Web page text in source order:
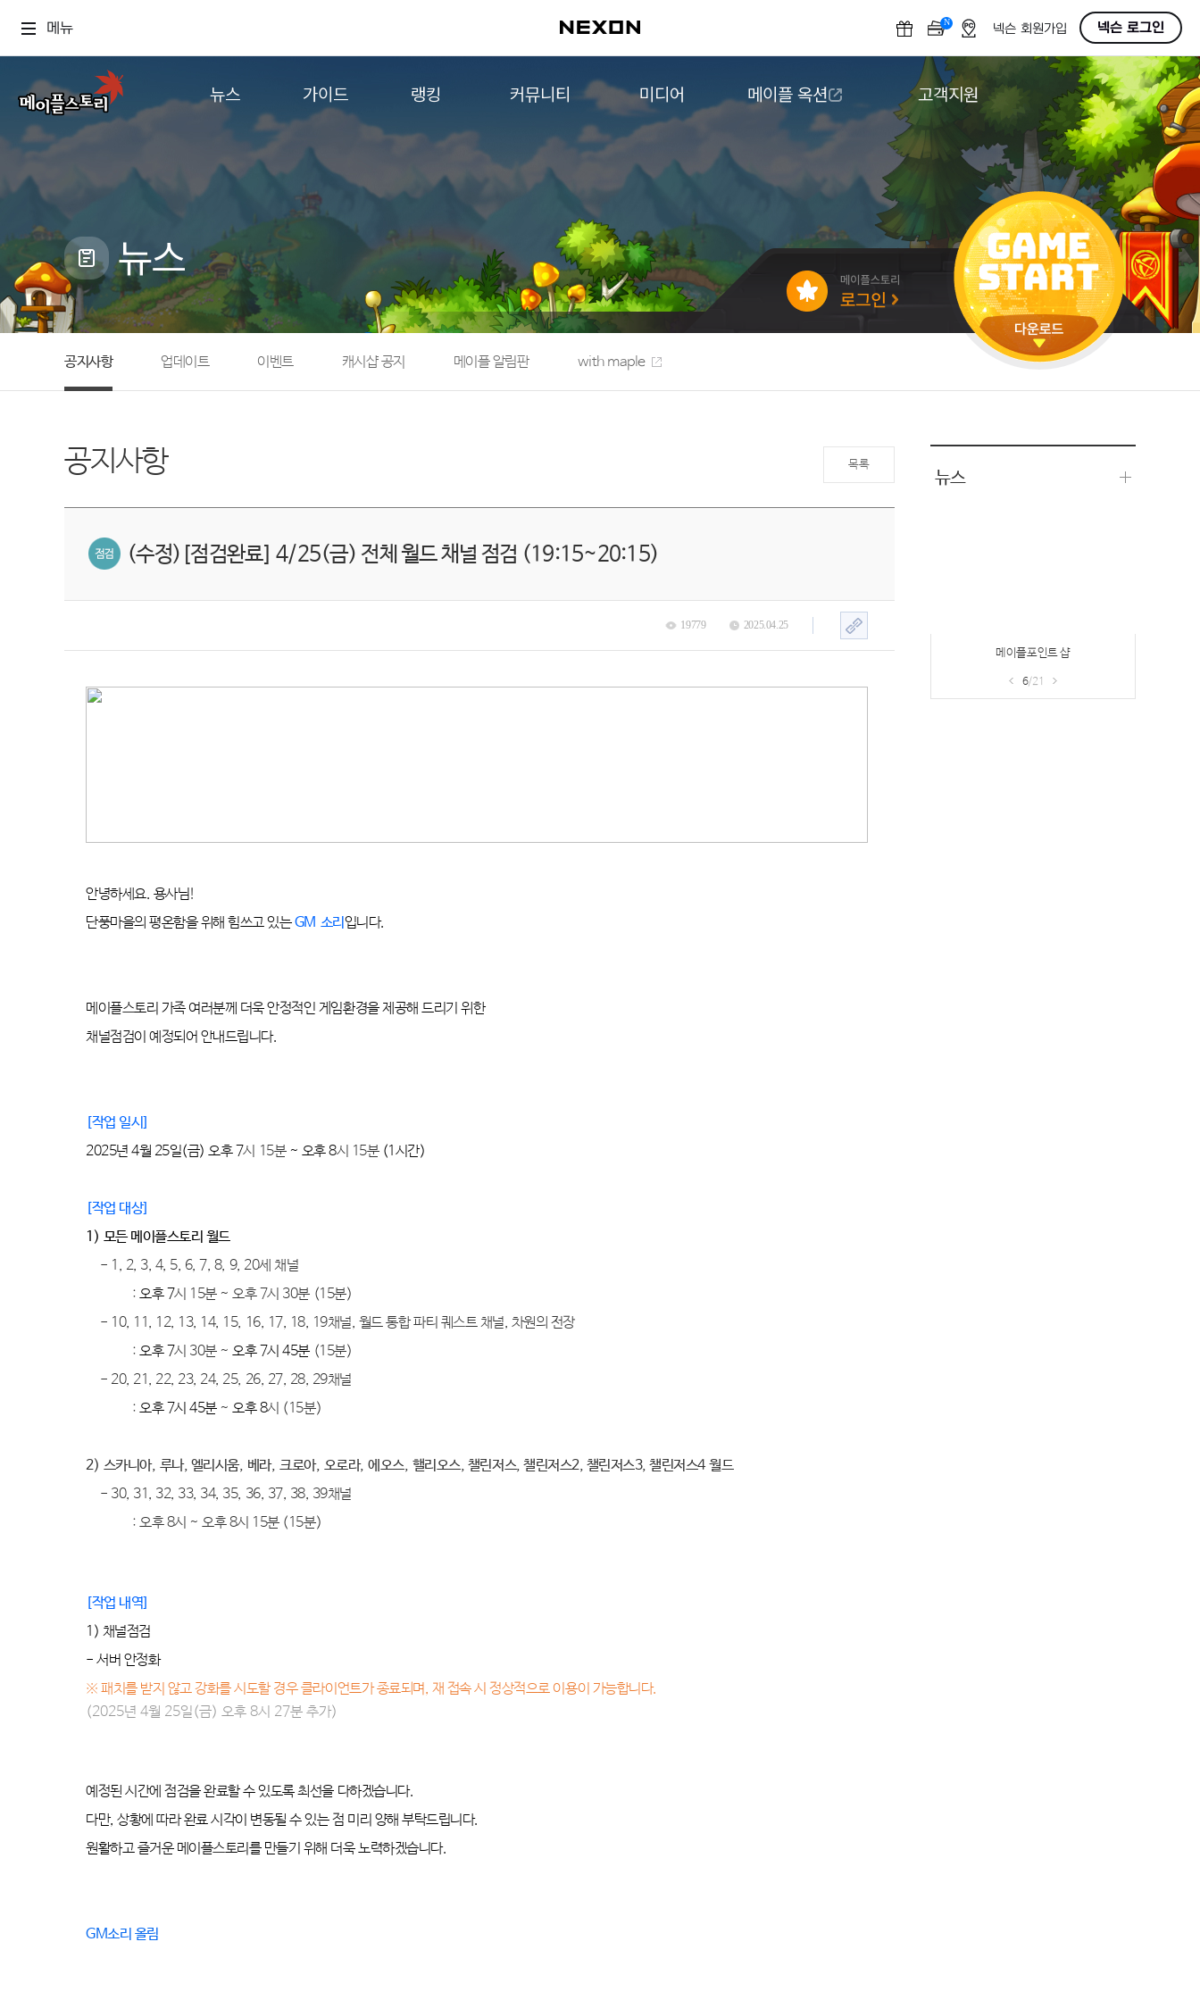
메뉴 N OFF넥슨 회원가입 넥슨 로그인
뉴스
공지사항
업데이트
캐시샵 공지
메이플 알림판
with maple
가이드
게임정보
직업소개
확률형 아이템
NEXON NOW
랭킹
컨텐츠 랭킹
커뮤니티
자유게시판
메이플 아트
메이플스토리 파트너스
AI Style Finder
미니게임
커뮤니티 아카이브
미디어
영상
메이플 옥션 고객지원
도움말/1:1문의
버그악용/불법프로그램 신고
게임 접근성
뉴스
공지사항 업데이트 이벤트 캐시샵 공지 메이플 알림판 with maple
공지사항 목록
(수정)[점검완료] 4/25(금) 전체 월드 채널 점검 (19:15~20:15)
19779 2025.04.25
안녕하세요. 용사님!
단풍마을의 평온함을 위해 힘쓰고 있는GM 소리 입니다.
메이플스토리 가족 여러분께 더욱 안정적인 게임환경을 제공해 드리기 위한
채널점검이 예정되어 안내드립니다.
[작업 일시]
2025년 4월 25일(금)오후7시 15분~ 오후 8시 15분 (1시간)
[작업 대상]
1) 모든 메이플스토리 월드
- 1, 2, 3, 4, 5, 6, 7, 8, 9, 20세 채널
:오후7시 15분~ 오후 7시 30분 (15분)
- 10, 11, 12, 13, 14, 15, 16, 17, 18, 19채널, 월드 통합 파티 퀘스트 채널, 차원의 전장
:오후7시 30분~오후 7시 45분 (15분)
- 20, 21, 22, 23, 24, 25, 26, 27, 28, 29채널
:오후7시 45분~오후8시 (15분)
2) 스카니아, 루나, 엘리시움, 베라, 크로아, 오로라, 에오스, 핼리오스, 챌린저스, 챌린저스2, 챌린저스3, 챌린저스4 월드
- 30, 31, 32, 33, 34, 35, 36, 37, 38, 39채널
:오후8시 ~오후8시 15분 (15분)
[작업 내역]
1) 채널점검
- 서버 안정화
※패치를 받지 않고 강화를 시도할 경우 클라이언트가 종료되며, 재 접속 시 정상적으로 이용이 가능합니다.
(2025년 4월 25일(금) 오후 8시 27분 추가)
예정된 시간에 점검을 완료할 수 있도록 최선을 다하겠습니다.
다만,상황에 따라 완료 시각이 변동될 수 있는 점 미리 양해 부탁드립니다.
원활하고 즐거운 메이플스토리를 만들기 위해 더욱 노력하겠습니다.
GM소리 올림
뉴스
메이플포인트 샵
6/21